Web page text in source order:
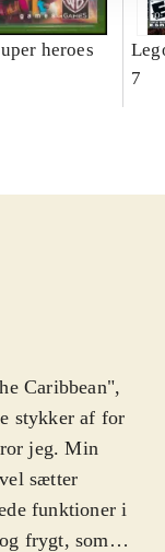
heroes
7
Caribbean",
stykker af for
jeg. Min
sætter
funktioner i
frygt, som